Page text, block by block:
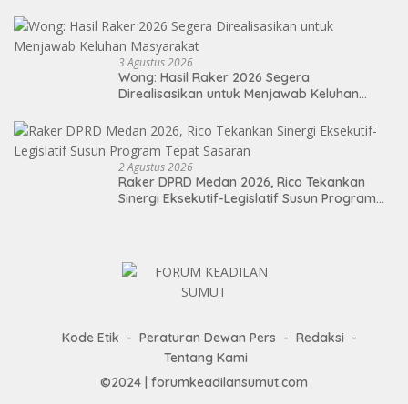
3 Agustus 2026
Wong: Hasil Raker 2026 Segera
Direalisasikan untuk Menjawab Keluhan
2 Agustus 2026
Raker DPRD Medan 2026, Rico Tekankan
Sinergi Eksekutif-Legislatif Susun Program
Kode Etik Peraturan Dewan Pers
Redaksi
Tentang Kami
©2024 | forumkeadilansumut.com